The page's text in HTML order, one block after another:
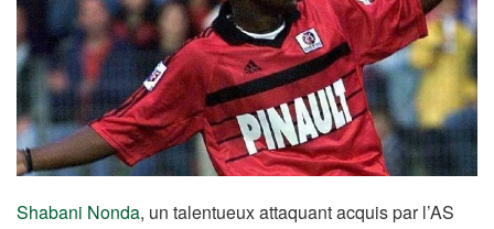
Shabani Nonda, un talentueux attaquant acquis par l’AS